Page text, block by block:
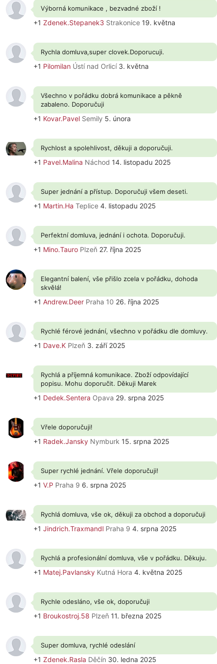
Výborná komunikace , bezvadné zboží !
+1 Zdenek.Stepanek3 Strakonice 19. května
Rychla domluva,super clovek.Doporucuji.
+1 Pilomilan Ústí nad Orlicí3. května
Všechno v pořádku dobrá komunikace a pěkně
zabaleno. Doporučuji
+1 Kovar.Pavel Semily 5. února
Rychlost a spolehlivost, děkuji a doporučuji.
+1 Pavel.Malina Náchod 14. listopadu 2025
Super jednání a přístup. Doporučuji všem deseti.
+1 Martin.Ha Teplice 4. listopadu 2025
Perfektní domluva, jednání i ochota. Doporučuji.
+1 Mino.Tauro Plzeň 27. října 2025
Elegantní balení, vše přišlo zcela v pořádku, dohoda
skvělá!
+1 Andrew.Deer Praha 10 26. října 2025
Rychlé férové jednání, všechno v pořádku dle domluvy.
+1 Dave.K Plzeň 3. září 2025
Rychlá a příjemná komunikace. Zboží odpovídající
popisu. Mohu doporučit. Děkuji Marek
+1 Dedek.Sentera Opava 29. srpna 2025
Vřele doporučuji!
+1 Radek.Jansky Nymburk 15. srpna 2025
Super rychlé jednání. Vřele doporučuji!
+1 V.P Praha 9 6. srpna 2025
Rychlá domluva, vše ok, děkuji za obchod a doporučuji
+1 Jindrich.Traxmandl Praha 9 4. srpna 2025
Rychlá a profesionální domluva, vše v pořádku. Děkuju.
+1 Matej.Pavlansky Kutná Hora 4. května 2025
Rychle odesláno, vše ok, doporučuji
+1 Broukostroj.58 Plzeň 11. března 2025
Super domluva, rychlé odeslání
+1 Zdenek.Rasla Děčín 30. ledna 2025